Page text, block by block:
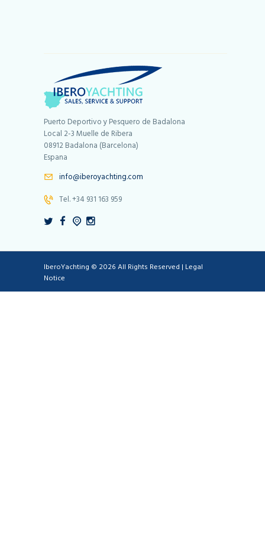
Puerto Deportivo y Pesquero de Badalona
Local 2-3 Muelle de Ribera
08912 Badalona (Barcelona)
Espana
info@iberoyachting.com
Tel. +34 931 163 959
IberoYachting © 2026 All Rights Reserved | Legal
Notice